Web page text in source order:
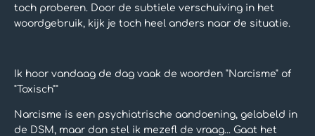
toch proberen. Door de subtiele verschuiving in het
woordgebruik, kijk je toch heel anders naar de situatie.
Ik hoor vandaag de dag vaak de woorden "Narcisme" of
"Toxisch""
Narcisme is een psychiatrische aandoening, gelabeld in
de DSM, maar dan stel ik mezefl de vraag... Gaat het